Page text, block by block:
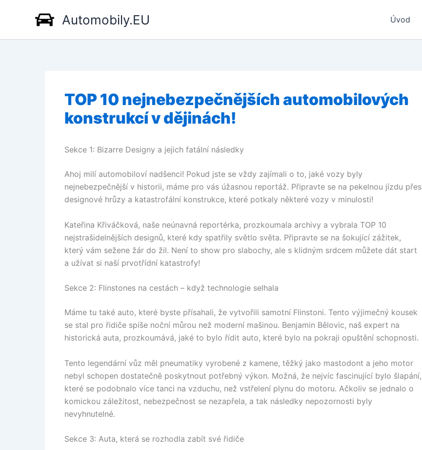
Automobily.EU Úvod
TOP 10 nejnebezpečnějších automobilových
konstrukcí v dějinách!
Sekce 1: Bizarre Designy a jejich fatální následky
Ahoj milí automobiloví nadšenci! Pokud jste se vždy zajímali o to, jaké vozy byly
nejnebezpečnější v historii, máme pro vás úžasnou reportáž. Připravte se na pekelnou jízdu přes
designové hrůzy a katastrofální konstrukce, které potkaly některé vozy v minulosti!
Kateřina Křiváčková, naše neúnavná reportérka, prozkoumala archivy a vybrala TOP 10
nejstrašidelnějších designů, které kdy spatřily světlo světa. Připravte se na šokující zážitek,
který vám sežene žár do žil. Není to show pro slabochy, ale s klidným srdcem můžete dát start
a užívat si naší prvotřídní katastrofy!
Sekce 2: Flinstones na cestách – když technologie selhala
Máme tu také auto, které byste přísahali, že vytvořili samotní Flinstoni. Tento výjimečný kousek
se stal pro řidiče spíše noční můrou než moderní mašinou. Benjamin Bělovic, naš expert na
historická auta, prozkoumává, jaké to bylo řídit auto, které bylo na pokraji opuštění schopnosti.
Tento legendární vůz měl pneumatiky vyrobené z kamene, těžký jako mastodont a jeho motor
nebyl schopen dostatečně poskytnout potřebný výkon. Možná, že nejvíc fascinující bylo šlapání,
které se podobnalo více tanci na vzduchu, než vstřelení plynu do motoru. Ačkoliv se jednalo o
komickou záležitost, nebezpečnost se nezapřela, a tak následky nepozornosti byly
nevyhnutelné.
Sekce 3: Auta, která se rozhodla zabít své řidiče